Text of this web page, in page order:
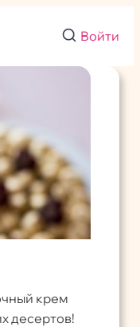
Войти
крем
десертов!